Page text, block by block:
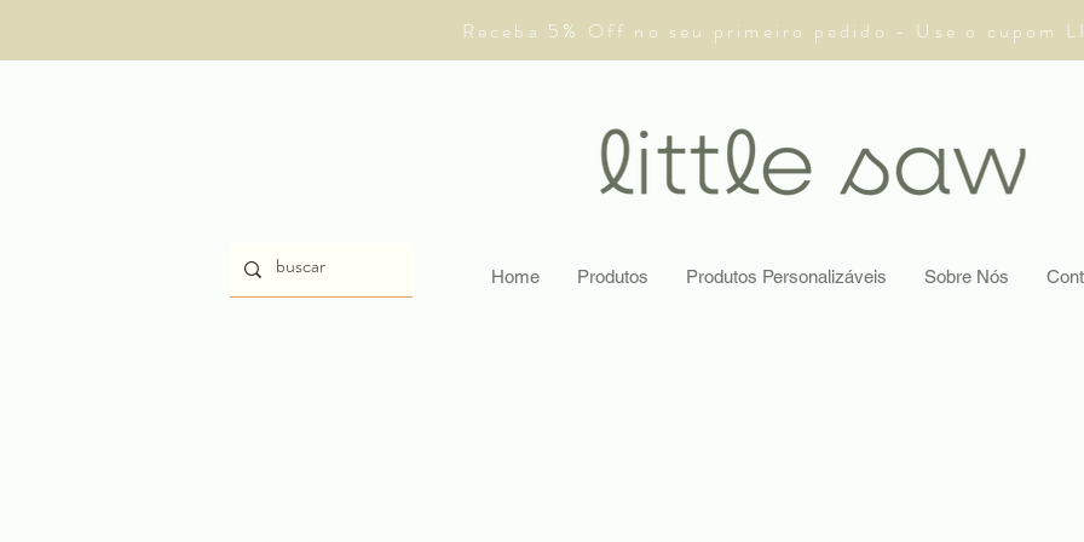
Receba 5% Off no seu primeiro pedido - Use o cupom
Home Produtos Produtos Personalizáveis Sobre Nós